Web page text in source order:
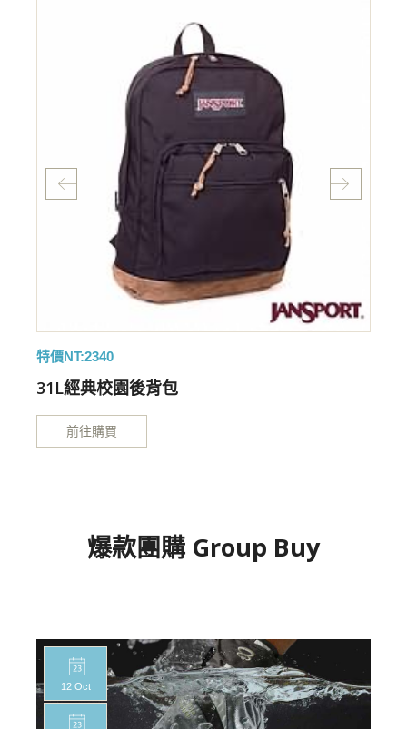
特價NT:2340
31L經典校園後背包
前往購買
爆款團購 Group Buy
12 Oct